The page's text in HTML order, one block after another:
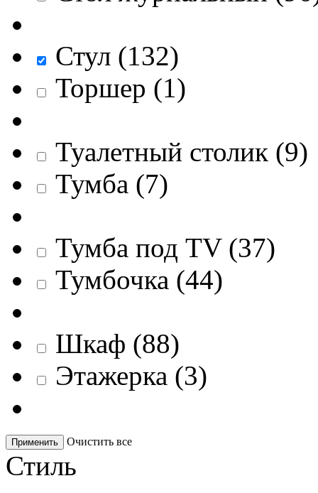
Стул (132)
Торшер (1)
Туалетный столик (9)
Тумба (7)
Тумба под TV (37)
Тумбочка (44)
Шкаф (88)
Этажерка (3)
Применить Очистить все
Стиль